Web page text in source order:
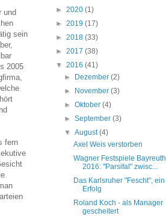
und
sein
2005
fern
► 2020 (1)
► 2019 (17)
► 2018 (33)
► 2017 (38)
▼ 2016 (41)
►
Dezember(2)
►
November(3)
►Oktober(4)
►September(3)
▼August(4)
Axel Weis verstorben
Wagner Festspiele Bayreuth
2016: "Parsifal" zwisc...
Das Karlsruher "Fescht", ein
Erfolg
Roland Koch - als Manager
gescheitert